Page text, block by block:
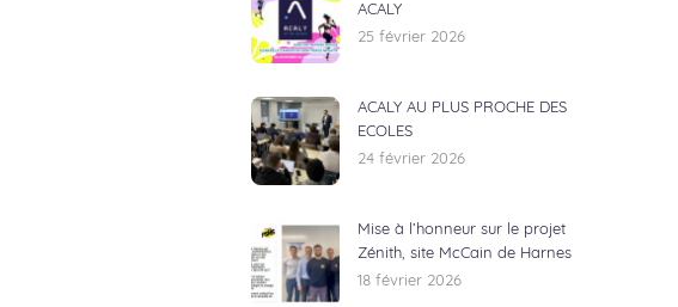
ACALY
25 février 2026
ACALY AU PLUS PROCHE DES
ECOLES
24 février 2026
Mise à l’honneur sur le projet
Zénith, site McCain de Harnes
18 février 2026